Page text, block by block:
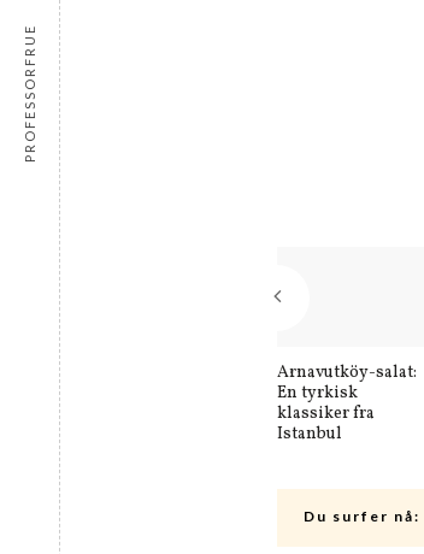
Arnavutköy-salat:
En tyrkisk
klassiker fra
Istanbul
Du surfer nå:
PROFESSORFRUE